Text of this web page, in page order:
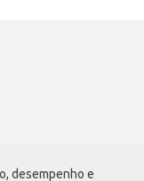
desempenho e